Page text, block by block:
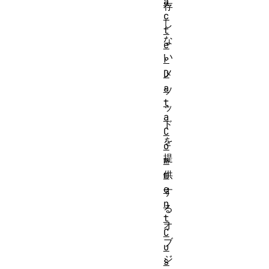
存
し
な
い
メ
ソ
ッ
ド
を
提
供
す
る
オ
ブ
ジ
c
t
e
r
D
a
t
a
C
o
m
m
e
n
t
C
u
s